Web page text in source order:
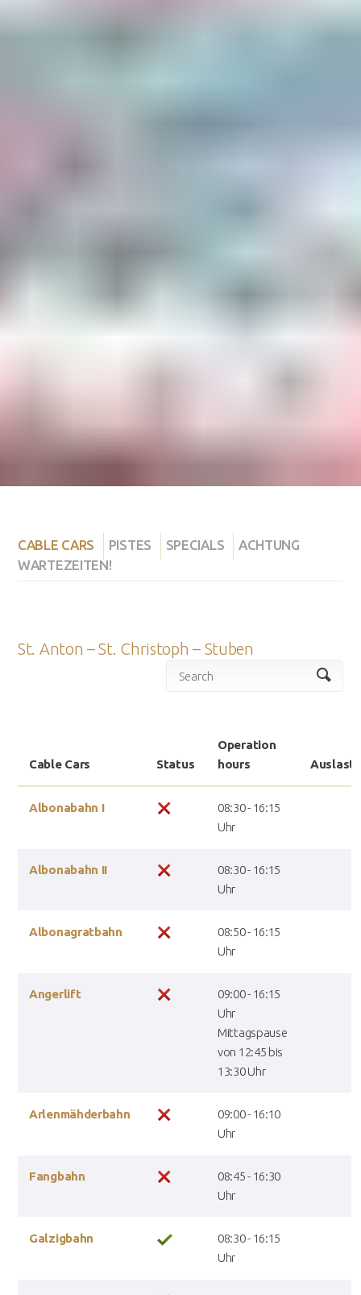
CABLE CARS PISTES SPECIALS
ACHTUNG
WARTEZEITEN!
St. Anton – St. Christoph – Stuben
Cable Cars Status
Operation
hours
Albonabahn I
08:30 - 16:15
Uhr
Albonabahn II
08:30 - 16:15
Uhr
Albonagratbahn
08:50 - 16:15
Uhr
Angerlift
09:00 - 16:15
Uhr
Mittagspause
von 12:45 bis
13:30 Uhr
Arlenmähderbahn
09:00 - 16:10
Uhr
Fangbahn
08:45 - 16:30
Uhr
Galzigbahn
08:30 - 16:15
Uhr